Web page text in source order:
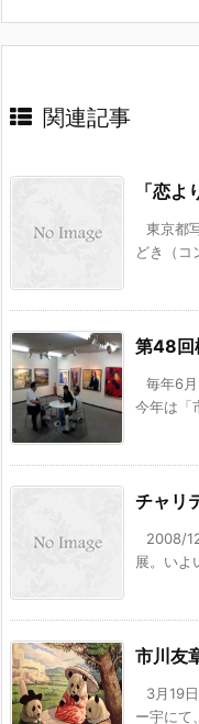
関連記事
「恋よ
東京都
どき（コ
第48回
毎年6
今年は「
チャリ
2008/
展。いよ
市川友
3月19
ー宇にて